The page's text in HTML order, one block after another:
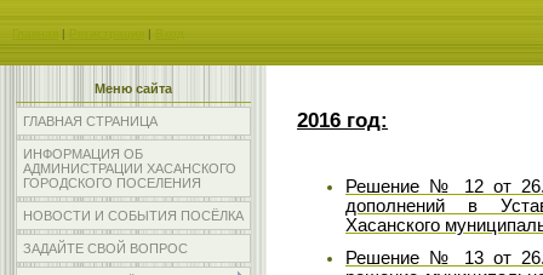
| | Вход
Меню сайта
ГЛАВНАЯ СТРАНИЦА
ИНФОРМАЦИЯ ОБ
АДМИНИСТРАЦИИ ХАСАНСКОГО
ГОРОДСКОГО ПОСЕЛЕНИЯ
НОВОСТИ И СОБЫТИЯ ПОСЁЛКА
ЗАДАЙТЕ СВОЙ ВОПРОС
2016 год:
Решение № 12 от
дополнений в
Хасанского
Решение № 13 от